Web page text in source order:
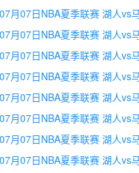
月07日NBA夏季联赛 湖人vs
月07日NBA夏季联赛 湖人vs
月07日NBA夏季联赛 湖人vs
月07日NBA夏季联赛 湖人vs
月07日NBA夏季联赛 湖人vs
月07日NBA夏季联赛 湖人vs
月07日NBA夏季联赛 湖人vs
月07日NBA夏季联赛 湖人vs